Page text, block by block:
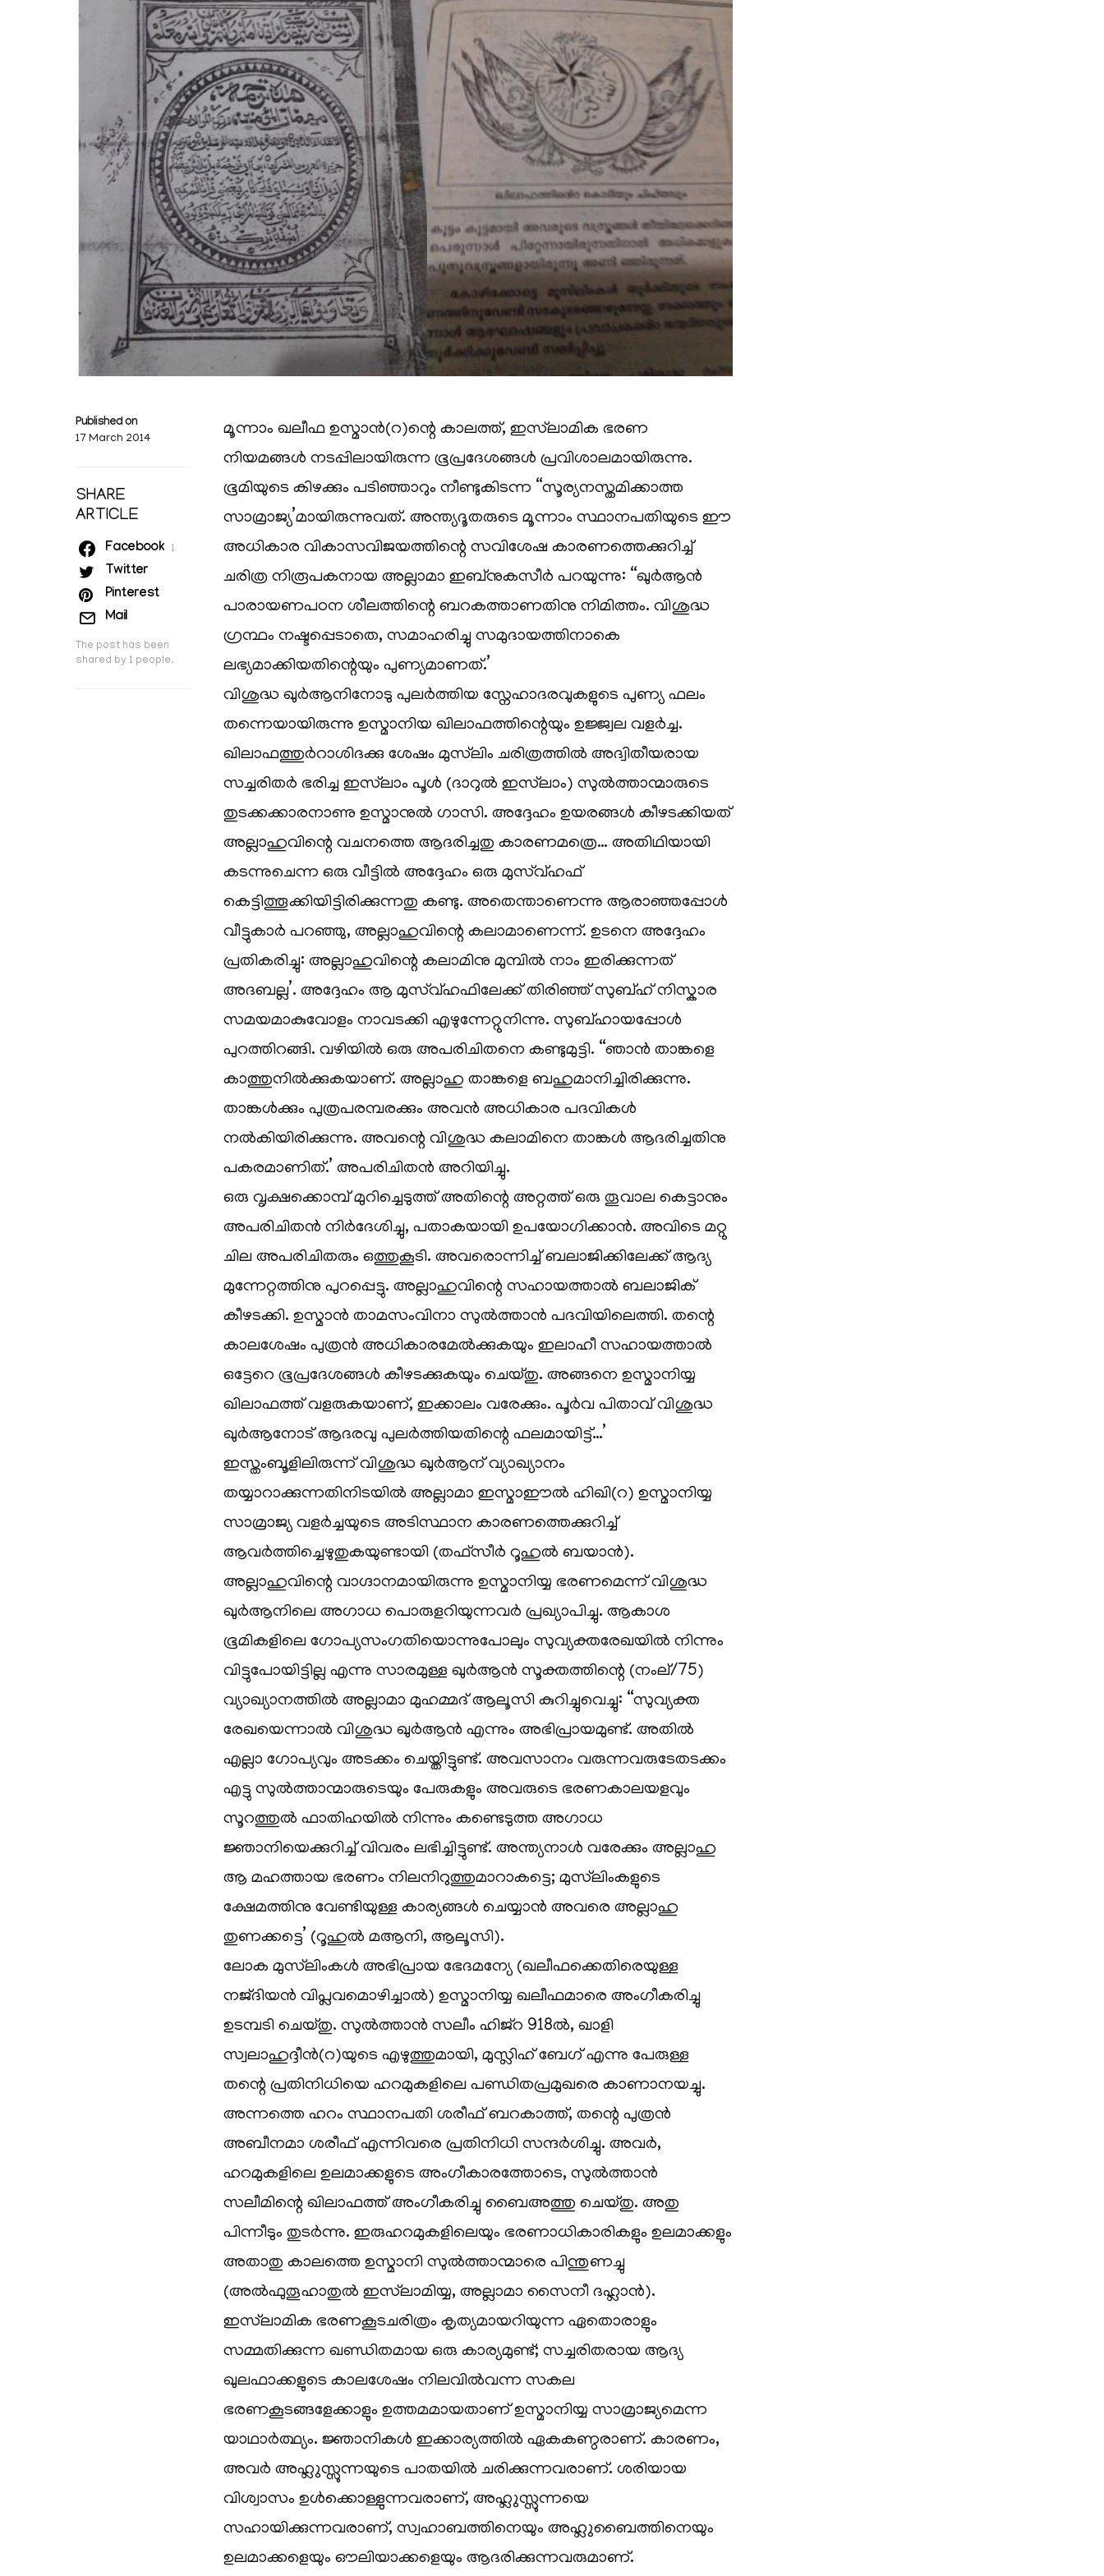
Published on
17 March 2014
SHARE
ARTICLE
The post has been
shared by 1 people.
Facebook 1
Twitter
Pinterest
Mail
മൂന്നാം ഖലീഫ ഉസ്മാന്‍(റ)ന്റെ കാലത്ത്, ഇസ്‌ലാമിക ഭരണ
നിയമങ്ങള്‍ നടപ്പിലായിരുന്ന ഭൂപ്രദേശങ്ങള്‍ പ്രവിശാലമായിരുന്നു.
ഭൂമിയുടെ കിഴക്കും പടിഞ്ഞാറും നീണ്ടുകിടന്ന “സൂര്യനസ്തമിക്കാത്ത
സാമ്രാജ്യ’മായിരുന്നുവത്. അന്ത്യദൂതരുടെ മൂന്നാം സ്ഥാനപതിയുടെ ഈ
അധികാര വികാസവിജയത്തിന്റെ സവിശേഷ കാരണത്തെക്കുറിച്ച്
ചരിത്ര നിരൂപകനായ അല്ലാമാ ഇബ്നുകസീര്‍ പറയുന്നു: “ഖുര്‍ആന്‍
പാരായണപഠന ശീലത്തിന്റെ ബറകത്താണതിനു നിമിത്തം. വിശുദ്ധ
ഗ്രന്ഥം നഷ്ടപ്പെടാതെ, സമാഹരിച്ചു സമുദായത്തിനാകെ
ലഭ്യമാക്കിയതിന്റെയും പുണ്യമാണത്.’
വിശുദ്ധ ഖുര്‍ആനിനോടു പുലര്‍ത്തിയ സ്നേഹാദരവുകളുടെ പുണ്യ ഫലം
തന്നെയായിരുന്നു ഉസ്മാനിയ ഖിലാഫത്തിന്റെയും ഉജ്ജ്വല വളര്‍ച്ച.
ഖിലാഫത്തുര്‍റാശിദക്കു ശേഷം മുസ്‌ലിം ചരിത്രത്തില്‍ അദ്വിതീയരായ
സച്ചരിതര്‍ ഭരിച്ച ഇസ്‌ലാം പൂള്‍ (ദാറുല്‍ ഇസ്‌ലാം) സുല്‍ത്താന്മാരുടെ
തുടക്കക്കാരനാണു ഉസ്മാനുല്‍ ഗാസി. അദ്ദേഹം ഉയരങ്ങള്‍ കീഴടക്കിയത്
അല്ലാഹുവിന്റെ വചനത്തെ ആദരിച്ചതു കാരണമത്രെ… അതിഥിയായി
കടന്നുചെന്ന ഒരു വീട്ടില്‍ അദ്ദേഹം ഒരു മുസ്വ്ഹഫ്
കെട്ടിത്തൂക്കിയിട്ടിരിക്കുന്നതു കണ്ടു. അതെന്താണെന്നു ആരാഞ്ഞപ്പോള്‍
വീട്ടുകാര്‍ പറഞ്ഞു, അല്ലാഹുവിന്റെ കലാമാണെന്ന്. ഉടനെ അദ്ദേഹം
പ്രതികരിച്ചു: അല്ലാഹുവിന്റെ കലാമിനു മുമ്പില്‍ നാം ഇരിക്കുന്നത്
അദബല്ല’. അദ്ദേഹം ആ മുസ്വ്ഹഫിലേക്ക് തിരിഞ്ഞ് സുബ്ഹ് നിസ്കാര
സമയമാകുവോളം നാവടക്കി എഴുന്നേറ്റുനിന്നു. സുബ്ഹായപ്പോള്‍
പുറത്തിറങ്ങി. വഴിയില്‍ ഒരു അപരിചിതനെ കണ്ടുമുട്ടി. “ഞാന്‍ താങ്കളെ
കാത്തുനില്‍ക്കുകയാണ്. അല്ലാഹു താങ്കളെ ബഹുമാനിച്ചിരിക്കുന്നു.
താങ്കള്‍ക്കും പുത്രപരമ്പരക്കും അവന്‍ അധികാര പദവികള്‍
നല്‍കിയിരിക്കുന്നു. അവന്റെ വിശുദ്ധ കലാമിനെ താങ്കള്‍ ആദരിച്ചതിനു
പകരമാണിത്.’ അപരിചിതന്‍ അറിയിച്ചു.
ഒരു വൃക്ഷക്കൊമ്പ് മുറിച്ചെടുത്ത് അതിന്റെ അറ്റത്ത് ഒരു തൂവാല കെട്ടാനും
അപരിചിതന്‍ നിര്‍ദേശിച്ചു, പതാകയായി ഉപയോഗിക്കാന്‍. അവിടെ മറ്റു
ചില അപരിചിതരും ഒത്തുകൂടി. അവരൊന്നിച്ച് ബലാജിക്കിലേക്ക് ആദ്യ
മുന്നേറ്റത്തിനു പുറപ്പെട്ടു. അല്ലാഹുവിന്റെ സഹായത്താല്‍ ബലാജിക്
കീഴടക്കി. ഉസ്മാന്‍ താമസംവിനാ സുല്‍ത്താന്‍ പദവിയിലെത്തി. തന്റെ
കാലശേഷം പുത്രന്‍ അധികാരമേല്‍ക്കുകയും ഇലാഹീ സഹായത്താല്‍
ഒട്ടേറെ ഭൂപ്രദേശങ്ങള്‍ കീഴടക്കുകയും ചെയ്തു. അങ്ങനെ ഉസ്മാനിയ്യ
ഖിലാഫത്ത് വളരുകയാണ്, ഇക്കാലം വരേക്കും. പൂര്‍വ പിതാവ് വിശുദ്ധ
ഖുര്‍ആനോട് ആദരവു പുലര്‍ത്തിയതിന്റെ ഫലമായിട്ട്…’
ഇസ്തംബൂളിലിരുന്ന് വിശുദ്ധ ഖുര്‍ആന് വ്യാഖ്യാനം
തയ്യാറാക്കുന്നതിനിടയില്‍ അല്ലാമാ ഇസ്മാഈല്‍ ഹിഖി(റ) ഉസ്മാനിയ്യ
സാമ്രാജ്യ വളര്‍ച്ചയുടെ അടിസ്ഥാന കാരണത്തെക്കുറിച്ച്
ആവര്‍ത്തിച്ചെഴുതുകയുണ്ടായി (തഫ്സീര്‍ റൂഹുല്‍ ബയാന്‍).
അല്ലാഹുവിന്റെ വാഗ്ദാനമായിരുന്നു ഉസ്മാനിയ്യ ഭരണമെന്ന് വിശുദ്ധ
ഖുര്‍ആനിലെ അഗാധ പൊരുളറിയുന്നവര്‍ പ്രഖ്യാപിച്ചു. ആകാശ
ഭൂമികളിലെ ഗോപ്യസംഗതിയൊന്നുപോലും സുവ്യക്തരേഖയില്‍ നിന്നും
വിട്ടുപോയിട്ടില്ല എന്നു സാരമുള്ള ഖുര്‍ആന്‍ സൂക്തത്തിന്റെ (നംല്/75)
വ്യാഖ്യാനത്തില്‍ അല്ലാമാ മുഹമ്മദ് ആലൂസി കുറിച്ചുവെച്ചു: “സുവ്യക്ത
രേഖയെന്നാല്‍ വിശുദ്ധ ഖുര്‍ആന്‍ എന്നും അഭിപ്രായമുണ്ട്. അതില്‍
എല്ലാ ഗോപ്യവും അടക്കം ചെയ്തിട്ടുണ്ട്. അവസാനം വരുന്നവരുടേതടക്കം
എട്ടു സുല്‍ത്താന്മാരുടെയും പേരുകളും അവരുടെ ഭരണകാലയളവും
സൂറത്തുല്‍ ഫാതിഹയില്‍ നിന്നും കണ്ടെടുത്ത അഗാധ
ജ്ഞാനിയെക്കുറിച്ച് വിവരം ലഭിച്ചിട്ടുണ്ട്. അന്ത്യനാള്‍ വരേക്കും അല്ലാഹു
ആ മഹത്തായ ഭരണം നിലനിറുത്തുമാറാകട്ടെ; മുസ്‌ലിംകളുടെ
ക്ഷേമത്തിനു വേണ്ടിയുള്ള കാര്യങ്ങള്‍ ചെയ്യാന്‍ അവരെ അല്ലാഹു
തുണക്കട്ടെ’ (റൂഹുല്‍ മആനി, ആലൂസി).
ലോക മുസ്‌ലിംകള്‍ അഭിപ്രായ ഭേദമന്യേ (ഖലീഫക്കെതിരെയുള്ള
നജ്ദിയന്‍ വിപ്ലവമൊഴിച്ചാല്‍) ഉസ്മാനിയ്യ ഖലീഫമാരെ അംഗീകരിച്ചു
ഉടമ്പടി ചെയ്തു. സുല്‍ത്താന്‍ സലീം ഹിജ്റ 918ല്‍, ഖാളി
സ്വലാഹുദ്ദീന്‍(റ)യുടെ എഴുത്തുമായി, മുസ്ലിഹ് ബേഗ് എന്നു പേരുള്ള
തന്റെ പ്രതിനിധിയെ ഹറമുകളിലെ പണ്ഡിതപ്രമുഖരെ കാണാനയച്ചു.
അന്നത്തെ ഹറം സ്ഥാനപതി ശരീഫ് ബറകാത്ത്, തന്റെ പുത്രന്‍
അബീനമാ ശരീഫ് എന്നിവരെ പ്രതിനിധി സന്ദര്‍ശിച്ചു. അവര്‍,
ഹറമുകളിലെ ഉലമാക്കളുടെ അംഗീകാരത്തോടെ, സുല്‍ത്താന്‍
സലീമിന്റെ ഖിലാഫത്ത് അംഗീകരിച്ചു ബൈഅത്തു ചെയ്തു. അതു
പിന്നീടും തുടര്‍ന്നു. ഇരുഹറമുകളിലെയും ഭരണാധികാരികളും ഉലമാക്കളും
അതാതു കാലത്തെ ഉസ്മാനി സുല്‍ത്താന്മാരെ പിന്തുണച്ചു
(അല്‍ഫുതൂഹാതുല്‍ ഇസ്‌ലാമിയ്യ, അല്ലാമാ സൈനീ ദഹ്ലാന്‍).
ഇസ്‌ലാമിക ഭരണകൂടചരിത്രം കൃത്യമായറിയുന്ന ഏതൊരാളും
സമ്മതിക്കുന്ന ഖണ്ഡിതമായ ഒരു കാര്യമുണ്ട്; സച്ചരിതരായ ആദ്യ
ഖുലഫാക്കളുടെ കാലശേഷം നിലവില്‍വന്ന സകല
ഭരണകൂടങ്ങളേക്കാളും ഉത്തമമായതാണ് ഉസ്മാനിയ്യ സാമ്രാജ്യമെന്ന
യാഥാര്‍ത്ഥ്യം. ജ്ഞാനികള്‍ ഇക്കാര്യത്തില്‍ ഏകകണ്ഠരാണ്. കാരണം,
അവര്‍ അഹ്ലുസ്സുന്നയുടെ പാതയില്‍ ചരിക്കുന്നവരാണ്. ശരിയായ
വിശ്വാസം ഉള്‍ക്കൊള്ളുന്നവരാണ്, അഹ്ലുസ്സുന്നയെ
സഹായിക്കുന്നവരാണ്, സ്വഹാബത്തിനെയും അഹ്ലുബൈത്തിനെയും
ഉലമാക്കളെയും ഔലിയാക്കളെയും ആദരിക്കുന്നവരുമാണ്.